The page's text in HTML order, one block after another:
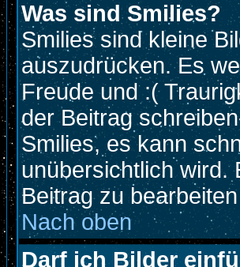
Was sind Smilies?
Smilies sind kleine
auszudrücken. Es
Freude und :(
der Beitrag
Smilies, es kann
unübersichtlich wird.
Beitrag zu
Nach oben
Darf ich Bilder